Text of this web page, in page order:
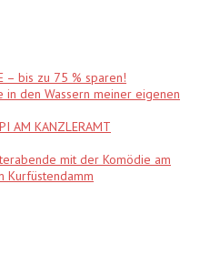
– bis zu 75 % sparen!
in den Wassern meiner eigenen
AM KANZLERAMT
mit der Komödie am
Kurfüstendamm